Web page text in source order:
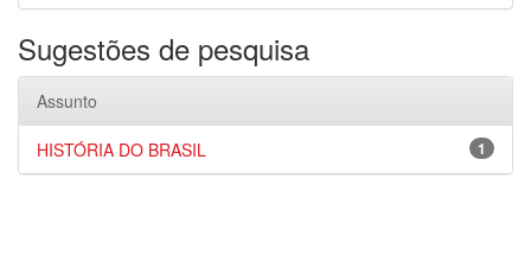
Sugestões de pesquisa
Assunto
1
HISTÓRIA DO BRASIL